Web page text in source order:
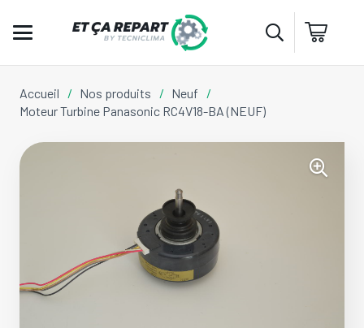
Accueil / Nos produits / Neuf
/
Moteur Turbine Panasonic RC4V18-BA (NEUF)